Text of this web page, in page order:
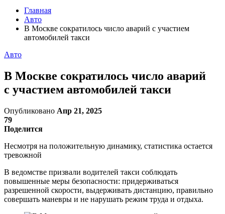
Главная
Авто
В Москве сократилось число аварий с участием
автомобилей такси
Авто
В Москве сократилось число аварий
с участием автомобилей такси
Опубликовано Апр 21, 2025
79
Поделится
Несмотря на положительную динамику, статистика остается
тревожной
В ведомстве призвали водителей такси соблюдать
повышенные меры безопасности: придерживаться
разрешенной скорости, выдерживать дистанцию, правильно
совершать маневры и не нарушать режим труда и отдыха.